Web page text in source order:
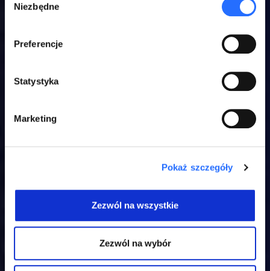
zgody
Niezbędne
Preferencje
Statystyka
Marketing
Pokaż szczegóły
Zezwól na wszystkie
Zezwól na wybór